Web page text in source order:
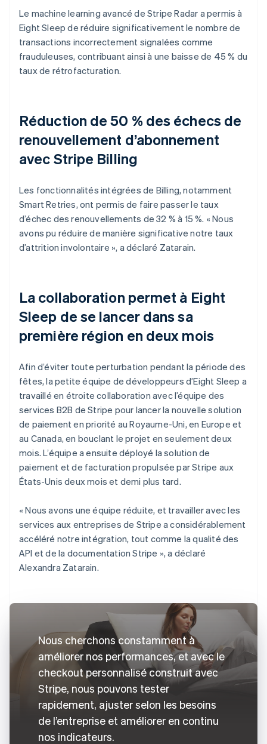
Le machine learning avancé de Stripe Radar a permis à
Eight Sleep de réduire significativement le nombre de
transactions incorrectement signalées comme
frauduleuses, contribuant ainsi à une baisse de 45 % du
taux de rétrofacturation.
Réduction de 50 % des échecs de
renouvellement d’abonnement
avec Stripe Billing
Les fonctionnalités intégrées de Billing, notamment
Smart Retries, ont permis de faire passer le taux
d’échec des renouvellements de 32 % à 15 %. « Nous
avons pu réduire de manière significative notre taux
d’attrition involontaire », a déclaré Zatarain.
La collaboration permet à Eight
Sleep de se lancer dans sa
première région en deux mois
Afin d’éviter toute perturbation pendant la période des
fêtes, la petite équipe de développeurs d’Eight Sleep a
travaillé en étroite collaboration avec l’équipe des
services B2B de Stripe pour lancer la nouvelle solution
de paiement en priorité au Royaume-Uni, en Europe et
au Canada, en bouclant le projet en seulement deux
mois. L’équipe a ensuite déployé la solution de
paiement et de facturation propulsée par Stripe aux
États-Unis deux mois et demi plus tard.
« Nous avons une équipe réduite, et travailler avec les
services aux entreprises de Stripe a considérablement
accéléré notre intégration, tout comme la qualité des
API et de la documentation Stripe », a déclaré
Alexandra Zatarain.
Nous cherchons constamment à
améliorer nos performances, et avec le
checkout personnalisé construit avec
Stripe, nous pouvons tester
rapidement, ajuster selon les besoins
de l’entreprise et améliorer en continu
nos indicateurs.